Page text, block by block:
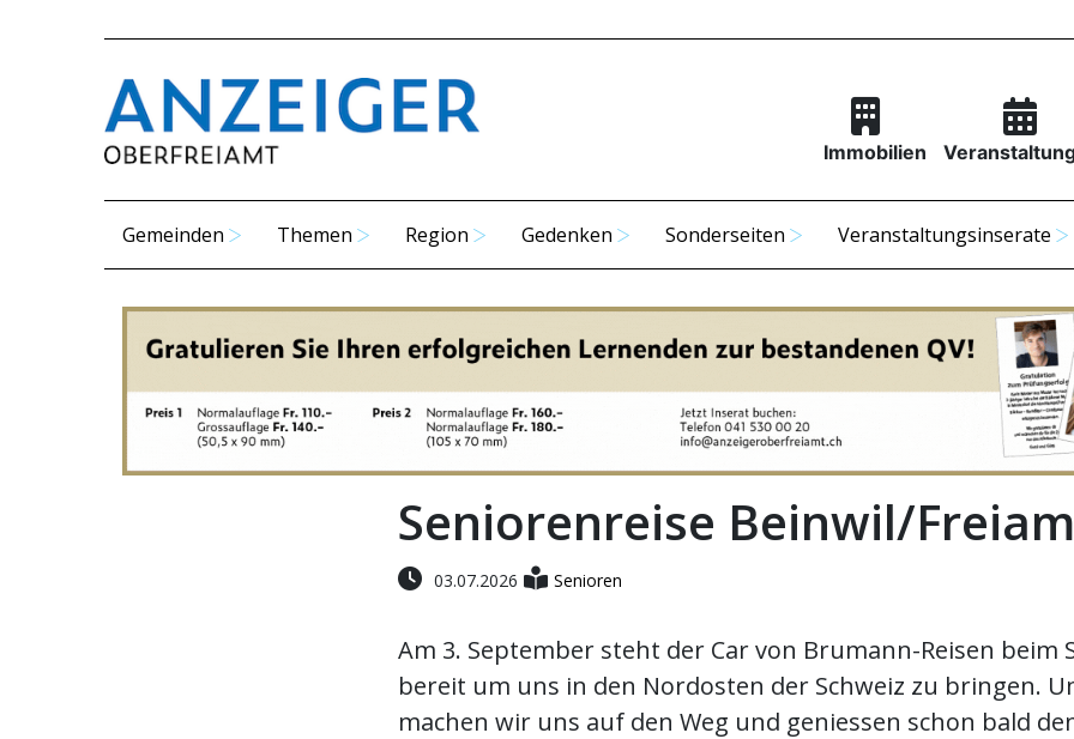
Immobilien
Gemeinden Themen Region Gedenken Sonderseiten Veranstaltungsinserate
Seniorenreise Beinwil/
03.07.2026 Senioren
Am 3. September steht der Car von Brumann-Reisen beim
bereit um uns in den Nordosten der Schweiz zu bringen.
machen wir uns auf den Weg und geniessen schon bald